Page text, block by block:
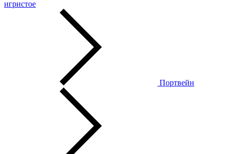
игристое
Портвейн